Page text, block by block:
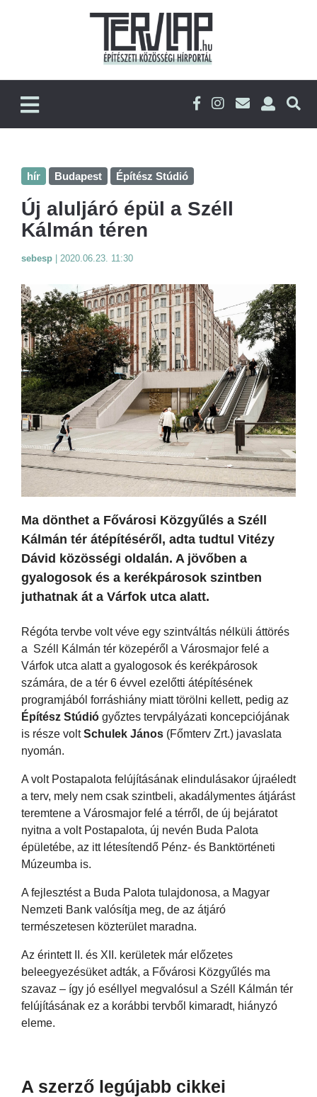
hír Budapest Építész Stúdió
Új aluljáró épül a Széll
Kálmán téren
sebesp 2020.06.23. 11:30
Ma dönthet a Fővárosi Közgyűlés a Széll
Kálmán tér átépítéséről, adta tudtul Vitézy
Dávid közösségi oldalán. A jövőben a
gyalogosok és a kerékpárosok szintben
juthatnak át a Várfok utca alatt.
Régóta tervbe volt véve egy szintváltás nélküli áttörés
a Széll Kálmán tér közepéről a Városmajor felé a
Várfok utca alatt a gyalogosok és kerékpárosok
számára, de a tér 6 évvel ezelőtti átépítésének
programjából forráshiány miatt törölni kellett, pedig az
Építész Stúdió győztes tervpályázati koncepciójának
is része voltSchulek János (Főmterv Zrt.) javaslata
nyomán.
A volt Postapalota felújításának elindulásakor újraéledt
a terv, mely nem csak szintbeli, akadálymentes átjárást
teremtene a Városmajor felé a térről, de új bejáratot
nyitna a volt Postapalota, új nevén Buda Palota
épületébe, az itt létesítendő Pénz- és Banktörténeti
Múzeumba is.
A fejlesztést a Buda Palota tulajdonosa, a Magyar
Nemzeti Bank valósítja meg, de az átjáró
természetesen közterület maradna.
Az érintett II. és XII. kerületek már előzetes
beleegyezésüket adták, a Fővárosi Közgyűlés ma
szavaz – így jó eséllyel megvalósul a Széll Kálmán tér
felújításának ez a korábbi tervből kimaradt, hiányzó
eleme.
A szerző legújabb cikkei